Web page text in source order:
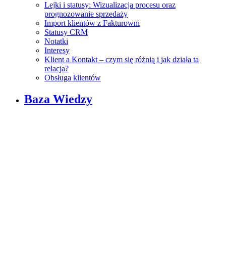
Lejki i statusy: Wizualizacja procesu oraz
prognozowanie sprzedaży
Import klientów z Fakturowni
Statusy CRM
Notatki
Interesy
Klient a Kontakt – czym się różnią i jak działa ta
relacja?
Obsługa klientów
Baza Wiedzy